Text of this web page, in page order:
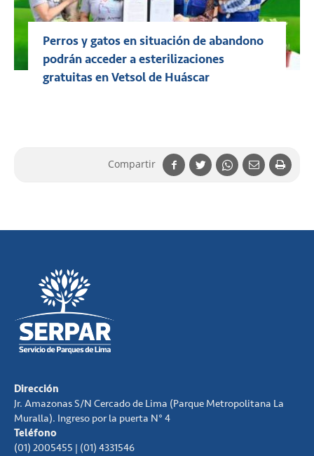
Perros y gatos en situación de abandono
podrán acceder a esterilizaciones
gratuitas en Vetsol de Huáscar
Compartir
Dirección
Jr. Amazonas S/N Cercado de Lima (Parque Metropolitana La
Muralla). Ingreso por la puerta N° 4
Teléfono
(01) 2005455 | (01) 4331546